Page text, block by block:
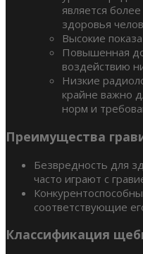
является
здоровья
Высокие
Повышенная
воздействию
Низкие
крайне важно
норм и
Преимущества
Безвредность для
часто играют с
соответствующие
Классификация